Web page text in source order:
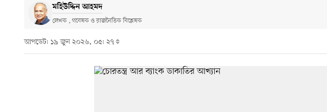
মহিউদ্দিন আহমদ
লেখক , গবেষক ও রাজনৈতিক বিশ্লেষক
আপডেট: ১৯ জুন ২০২৬, ০৫: ২৭